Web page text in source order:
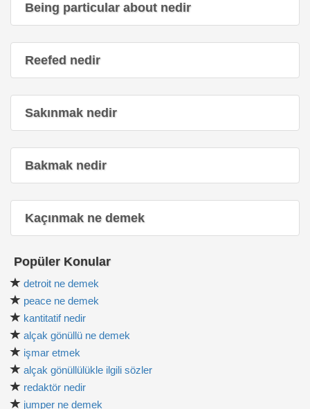
Being particular about nedir
Reefed nedir
Sakınmak nedir
Bakmak nedir
Kaçınmak ne demek
Popüler Konular
detroit ne demek
peace ne demek
kantitatif nedir
alçak gönüllü ne demek
işmar etmek
alçak gönüllülükle ilgili sözler
redaktör nedir
jumper ne demek